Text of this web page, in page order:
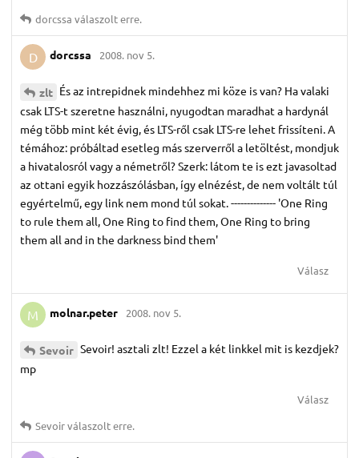
dorcssa válaszolt erre.
D dorcssa 2008. nov 5.
zlt És az intrepidnek mindehhez mi köze is van? Ha valaki
csak LTS-t szeretne használni, nyugodtan maradhat a hardynál
még több mint két évig, és LTS-ről csak LTS-re lehet frissíteni. A
témához: próbáltad esetleg más szerverről a letöltést, mondjuk
a hivatalosról vagy a németről? Szerk: látom te is ezt javasoltad
az ottani egyik hozzászólásban, így elnézést, de nem voltált túl
egyértelmű, egy link nem mond túl sokat. -------------- 'One Ring
to rule them all, One Ring to find them, One Ring to bring
them all and in the darkness bind them'
Válasz
M molnar.​peter 2008. nov 5.
Sevoir Sevoir! asztali zlt! Ezzel a két linkkel mit is kezdjek?
mp
Válasz
Sevoirválaszolt erre.